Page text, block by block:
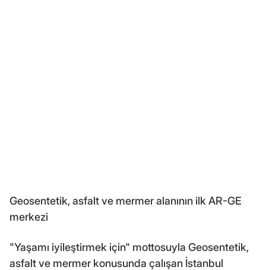
Geosentetik, asfalt ve mermer alanının ilk AR-GE
merkezi
"Yaşamı iyileştirmek için" mottosuyla Geosentetik,
asfalt ve mermer konusunda çalışan İstanbul